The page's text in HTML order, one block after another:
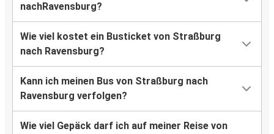
nachRavensburg?
Wie viel kostet ein Busticket von Straßburg
nach Ravensburg?
Kann ich meinen Bus von Straßburg nach
Ravensburg verfolgen?
Wie viel Gepäck darf ich auf meiner Reise von